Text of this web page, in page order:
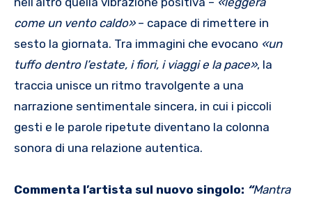
come un vento caldo»– capace di rimettere in
sesto la giornata. Tra immagini che evocano «un
tuffo dentro l’estate, i fiori, i viaggi e la pace», la
traccia unisce un ritmo travolgente a una
narrazione sentimentale sincera, in cui i piccoli
gesti e le parole ripetute diventano la colonna
sonora di una relazione autentica.
Commenta l’artista sul nuovo singolo: “Mantra